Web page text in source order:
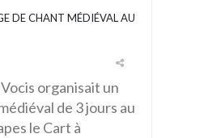
DE CHANT MÉDIÉVAL AU
organisait un
de 3 jours au
le Cart à